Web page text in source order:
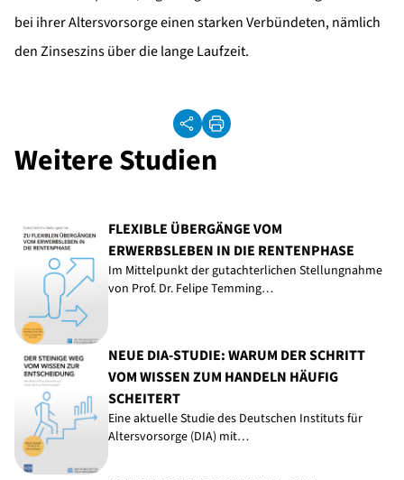
bei ihrer Altersvorsorge einen starken Verbündeten, nämlich
den Zinseszins über die lange Laufzeit.
Weitere Studien
FLEXIBLE ÜBERGÄNGE VOM
ERWERBSLEBEN IN DIE RENTENPHASE
Im Mittelpunkt der gutachterlichen Stellungnahme
von Prof. Dr. Felipe Temming…
NEUE DIA-STUDIE: WARUM DER SCHRITT
VOM WISSEN ZUM HANDELN HÄUFIG
SCHEITERT
Eine aktuelle Studie des Deutschen Instituts für
Altersvorsorge (DIA) mit…